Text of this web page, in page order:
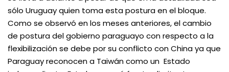
sólo Uruguay quien toma esta postura en el bloque.
Como se observó en los meses anteriores, el cambio
de postura del gobierno paraguayo con respecto a la
flexibilización se debe por su conflicto con China ya que
Paraguay reconocen a Taiwán como un Estado